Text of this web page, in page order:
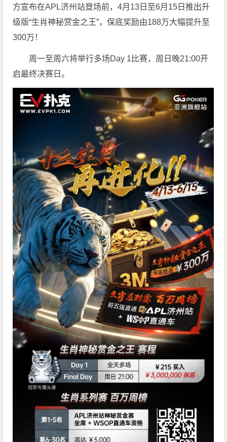
方宣布在APL济州站登场前，4月13日至6月15日推出升
级版“生肖神秘赏金之王”，保底奖励由188万大幅提升至
300万！
周一至周六将举行多场Day 1比赛，周日晚21:00开
启最终决赛日。